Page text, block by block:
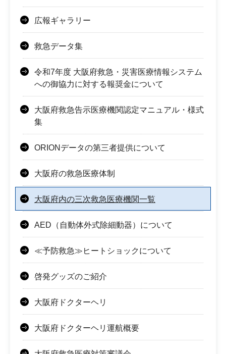
広報ギャラリー
救急データ集
令和7年度 大阪府救急・災害医療情報システム
への御協力に対する報奨金について
大阪府救急告示医療機関認定マニュアル・様式
集
ORIONデータの第三者提供について
大阪府の救急医療体制
大阪府内の三次救急医療機関一覧
AED（自動体外式除細動器）について
≪予防救急≫ヒートショックについて
啓発グッズのご紹介
大阪府ドクターヘリ
大阪府ドクターヘリ運航概要